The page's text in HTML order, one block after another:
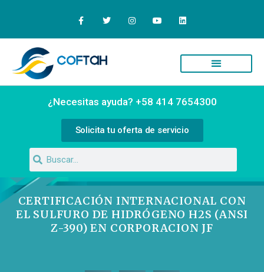
¿Necesitas ayuda? +58 414 7654300
Solicita tu oferta de servicio
CERTIFICACIÓN INTERNACIONAL CON
EL SULFURO DE HIDRÓGENO H2S (ANSI
Z-390) EN CORPORACION JF